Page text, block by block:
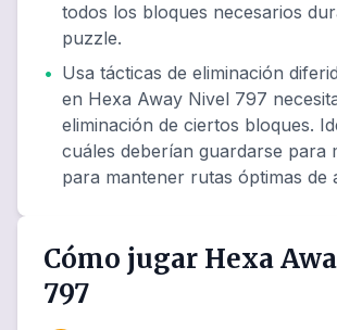
todos los bloques necesarios
puzzle.
• Usa tácticas de eliminación
en Hexa Away Nivel 797
eliminación de ciertos bloques.
cuáles deberían guardarse para
para mantener rutas óptimas de
Cómo jugar Hexa
797